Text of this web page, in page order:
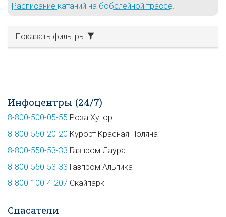
Расписание катаний на бобслейной трассе.
Показать фильтры
Инфоцентры (24/7)
8-800-500-05-55 Роза Хутор
8-800-550-20-20 Курорт Красная Поляна
8-800-550-53-33 Газпром Лаура
8-800-550-53-33 Газпром Альпика
8-800-100-4-207 Скайпарк
Спасатели